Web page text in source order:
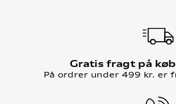
Gratis fragt på
På ordrer under 499 kr. er